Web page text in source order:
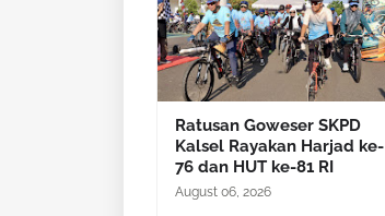
Ratusan Goweser SKPD
Kalsel Rayakan Harjad ke-
76 dan HUT ke-81 RI
August 06, 2026